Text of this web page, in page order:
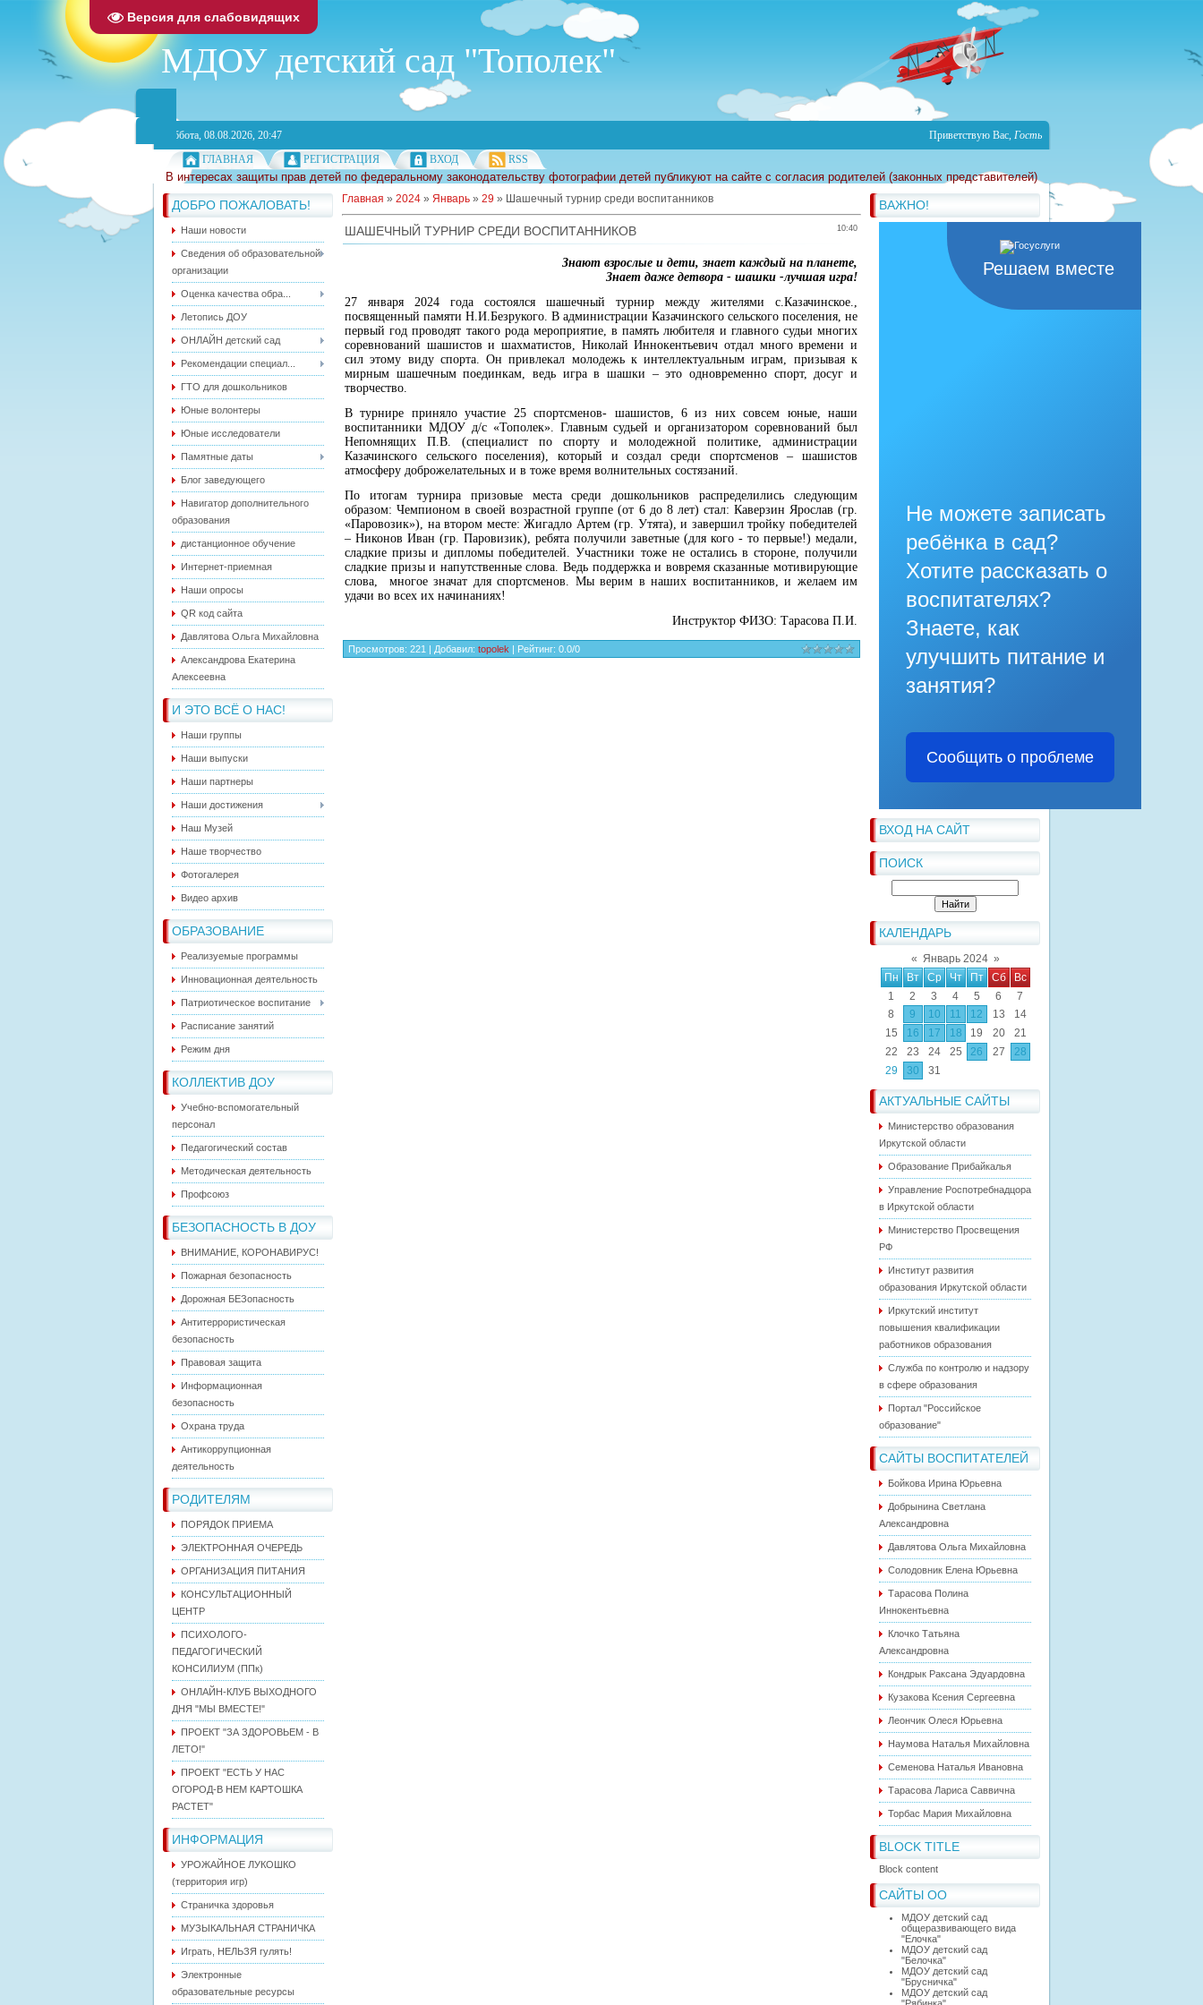
Версия для слабовидящих
МДОУ детский сад "Тополек"
Суббота, 08.08.2026, 20:47 Приветствую Вас, Гость
ГЛАВНАЯ
РЕГИСТРАЦИЯ ВХОД RSS
В интересах защиты прав детей по федеральному законодательству фотографии детей публикуют на сайте с согласия родителей (законных представителей)
ДОБРО ПОЖАЛОВАТЬ!
Наши новости
Сведения об образовательной
организации
Оценка качества обра...
Летопись ДОУ
ОНЛАЙН детский сад
Рекомендации специал...
ГТО для дошкольников
Юные волонтеры
Юные исследователи
Памятные даты
Блог заведующего
Навигатор дополнительного
образования
дистанционное обучение
Интернет-приемная
Наши опросы
QR код сайта
Давлятова Ольга Михайловна
Александрова Екатерина
Алексеевна
И ЭТО ВСЁ О НАС!
Наши группы
Наши выпуски
Наши партнеры
Наши достижения
Наш Музей
Наше творчество
Фотогалерея
Видео архив
ОБРАЗОВАНИЕ
Реализуемые программы
Инновационная деятельность
Патриотическое воспитание
Расписание занятий
Режим дня
КОЛЛЕКТИВ ДОУ
Учебно-вспомогательный
персонал
Педагогический состав
Методическая деятельность
Профсоюз
БЕЗОПАСНОСТЬ В ДОУ
ВНИМАНИЕ, КОРОНАВИРУС!
Пожарная безопасность
Дорожная БЕЗопасность
Антитеррористическая
безопасность
Правовая защита
Информационная
безопасность
Охрана труда
Антикоррупционная
деятельность
РОДИТЕЛЯМ
ПОРЯДОК ПРИЕМА
ЭЛЕКТРОННАЯ ОЧЕРЕДЬ
ОРГАНИЗАЦИЯ ПИТАНИЯ
КОНСУЛЬТАЦИОННЫЙ
ЦЕНТР
ПСИХОЛОГО-
ПЕДАГОГИЧЕСКИЙ
КОНСИЛИУМ (ППк)
ОНЛАЙН-КЛУБ ВЫХОДНОГО
ДНЯ "МЫ ВМЕСТЕ!"
ПРОЕКТ "ЗА ЗДОРОВЬЕМ - В
ЛЕТО!"
ПРОЕКТ "ЕСТЬ У НАС
ОГОРОД-В НЕМ КАРТОШКА
РАСТЕТ"
ИНФОРМАЦИЯ
УРОЖАЙНОЕ ЛУКОШКО
(территория игр)
Страничка здоровья
МУЗЫКАЛЬНАЯ СТРАНИЧКА
Играть, НЕЛЬЗЯ гулять!
Электронные
образовательные ресурсы
ВАЖНО!
Решаем вместе
Не можете записать
ребёнка в сад?
Хотите рассказать о
воспитателях?
Знаете, как
улучшить питание и
занятия?
Сообщить о проблеме
ВХОД НА САЙТ
ПОИСК
КАЛЕНДАРЬ
« Январь 2024 »
Пн
Вт Ср Чт Пт Сб
Вс
1
2 3 4 5 6
7
8
9 10 11 12 13
14
15
16 17 18 19 20
21
22
23 24 25 26 27
28
29
30 31
АКТУАЛЬНЫЕ САЙТЫ
Министерство образования
Иркутской области
Образование Прибайкалья
Управление Роспотребнадцора
в Иркутской области
Министерство Просвещения
РФ
Институт развития
образования Иркутской области
Иркутский институт
повышения квалификации
работников образования
Служба по контролю и надзору
в сфере образования
Портал "Российское
образование"
САЙТЫ ВОСПИТАТЕЛЕЙ
Бойкова Ирина Юрьевна
Добрынина Светлана
Александровна
Давлятова Ольга Михайловна
Солодовник Елена Юрьевна
Тарасова Полина
Иннокентьевна
Клочко Татьяна
Александровна
Кондрык Раксана Эдуардовна
Кузакова Ксения Сергеевна
Леончик Олеся Юрьевна
Наумова Наталья Михайловна
Семенова Наталья Ивановна
Тарасова Лариса Саввична
Торбас Мария Михайловна
BLOCK TITLE
Block content
САЙТЫ ОО
МДОУ детский сад
общеразвивающего вида
"Елочка"
МДОУ детский сад
"Белочка"
МДОУ детский сад
"Брусничка"
МДОУ детский сад
Главная » 2024 » Январь » 29 » Шашечный турнир среди воспитанников
10:40
ШАШЕЧНЫЙ ТУРНИР СРЕДИ ВОСПИТАННИКОВ
Знают взрослые и дети, знает каждый на планете,
Знает даже детвора - шашки -лучшая игра!
27 января 2024 года состоялся шашечный турнир между жителями с.Казачинское.,
посвященный памяти Н.И.Безрукого. В администрации Казачинского сельского поселения, не
первый год проводят такого рода мероприятие, в память любителя и главного судьи многих
соревнований шашистов и шахматистов, Николай Иннокентьевич отдал много времени и
сил этому виду спорта. Он привлекал молодежь к интеллектуальным играм, призывая к
мирным шашечным поединкам, ведь игра в шашки – это одновременно спорт, досуг и
творчество.
В турнире приняло участие 25 спортсменов- шашистов, 6 из них совсем юные, наши
воспитанники МДОУ д/с «Тополек». Главным судьей и организатором соревнований был
Непомнящих П.В. (специалист по спорту и молодежной политике, администрации
Казачинского сельского поселения), который и создал среди спортсменов – шашистов
атмосферу доброжелательных и в тоже время волнительных состязаний.
По итогам турнира призовые места среди дошкольников распределились следующим
образом: Чемпионом в своей возрастной группе (от 6 до 8 лет) стал: Каверзин Ярослав (гр.
«Паровозик»), на втором месте: Жигадло Артем (гр. Утята), и завершил тройку победителей
– Никонов Иван (гр. Паровизик), ребята получили заветные (для кого - то первые!) медали,
сладкие призы и дипломы победителей. Участники тоже не остались в стороне, получили
сладкие призы и напутственные слова. Ведь поддержка и вовремя сказанные мотивирующие
слова, многое значат для спортсменов. Мы верим в наших воспитанников, и желаем им
удачи во всех их начинаниях!
Инструктор ФИЗО: Тарасова П.И.
Просмотров: 221 | Добавил: topolek | Рейтинг: 0.0/0